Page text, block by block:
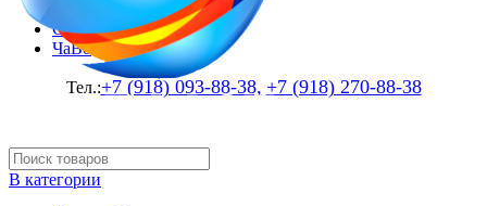
Статьи
ЧаВо
Тел.:+7 (918) 093-88-38, +7 (918) 270-88-38
В категории